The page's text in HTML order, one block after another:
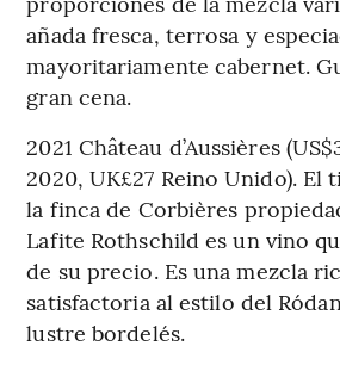
añada fresca, terrosa y
mayoritariamente cabernet.
gran cena.
2021 Château d’Aussières
2020, UK£27 Reino Unido). El
la finca de Corbières
Lafite Rothschild es un vino
de su precio. Es una mezcla
satisfactoria al estilo del
lustre bordelés.